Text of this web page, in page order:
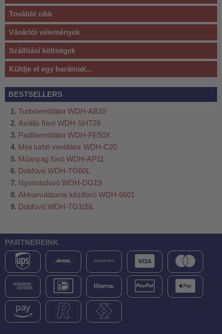
További cikk
Vásárlói vélemények
Szállítási költségek
Küldje el egy barátnak...
BESTSELLERS
Turbóventilátor WDH-AB10
Axiális fúvó WDH-SHT28
Padlóventilátor WDH-FE50X
Mini turbó ventilátor WDH-C20
Műanyag fúvó WDH-AP11
Dobfúvó WDH-TG60L
Nyomásfúvó WDH-DG19
Akkumulátoros kézifúvó WDH-6601
Dobfúvó WDH-TG105L
PARTNEREINK